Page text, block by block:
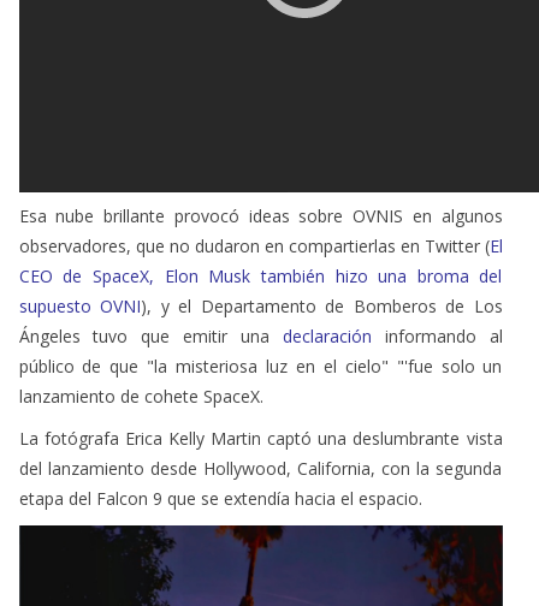
CEO de SpaceX, Elon Musk también hizo una broma del
supuesto OVNI ), y el Departamento de Bomberos de Los
Ángeles tuvo que emitir una
público de que "la misteriosa luz en el cielo" "'fue solo un
lanzamiento de cohete SpaceX.
La fotógrafa Erica Kelly Martin captó una deslumbrante vista
etapa del Falcon 9 que se extendía hacia el espacio.